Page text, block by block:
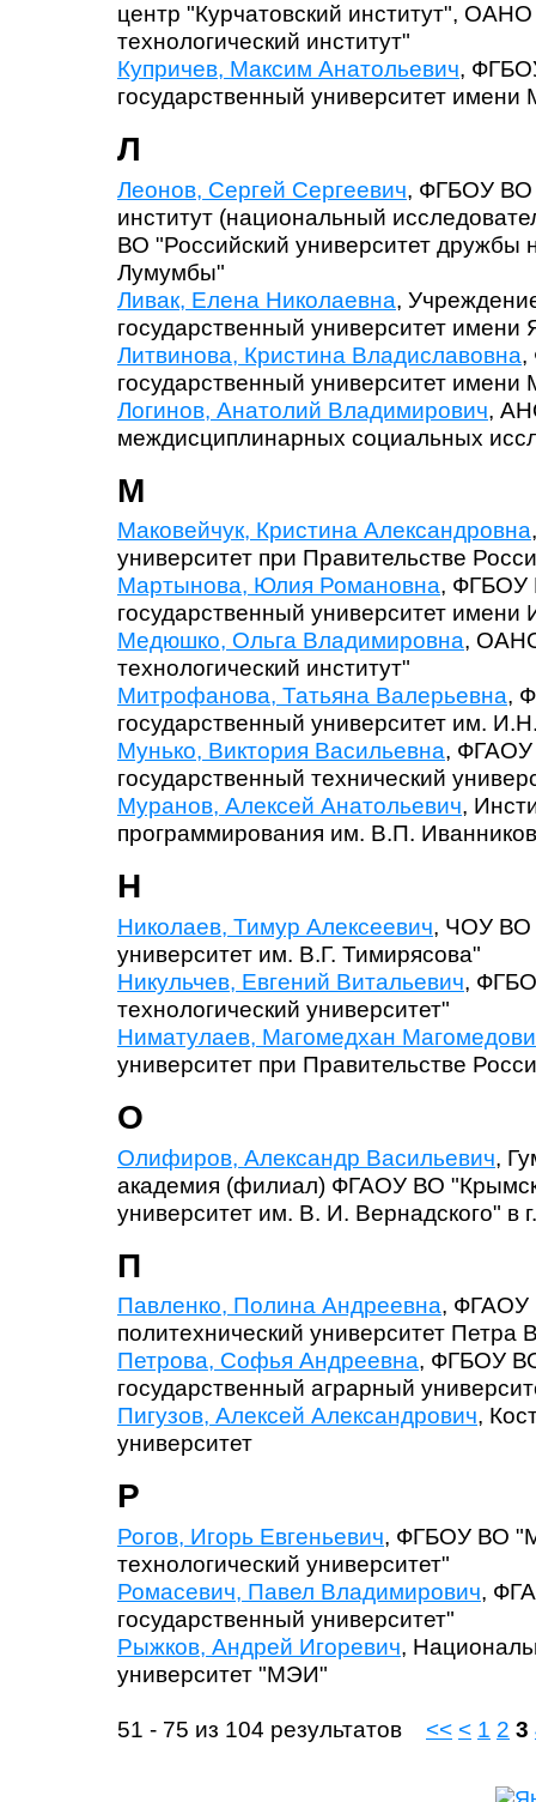
центр "Курчатовский институт",
технологический институт"
Купричев, Максим Анатольевич,
государственный университет
Л
Леонов, Сергей Сергеевич, ФГБОУ ВО
институт (национальный
ВО "Российский университет дружбы
Лумумбы"
Ливак, Елена Николаевна,
государственный университет имени
Литвинова, Кристина Владиславовна,
государственный университет
Логинов, Анатолий Владимирович,
междисциплинарных социальных
М
Маковейчук, Кристина Александровна
университет при Правительстве
Мартынова, Юлия Романовна, ФГБОУ
государственный университет имени
Медюшко, Ольга Владимировна,
технологический институт"
Митрофанова, Татьяна Валерьевна,
государственный университет им.
Мунько, Виктория Васильевна,
государственный технический
Муранов, Алексей Анатольевич,
программирования им. В.П.
Н
Николаев, Тимур Алексеевич, ЧОУ ВО
университет им. В.Г. Тимирясова"
Никульчев, Евгений Витальевич,
технологический университет"
Ниматулаев, Магомедхан
университет при Правительстве
О
Олифиров, Александр Васильевич,
академия (филиал) ФГАОУ ВО
университет им. В. И. Вернадского" в
П
Павленко, Полина Андреевна, ФГАОУ
политехнический университет Петра
Петрова, Софья Андреевна, ФГБОУ
государственный аграрный
Пигузов, Алексей Александрович,
университет
Р
Рогов, Игорь Евгеньевич, ФГБОУ ВО
технологический университет"
Ромасевич, Павел Владимирович,
государственный университет"
Рыжков, Андрей Игоревич,
университет "МЭИ"
51 - 75 из 104 результатов << < 1 2 3